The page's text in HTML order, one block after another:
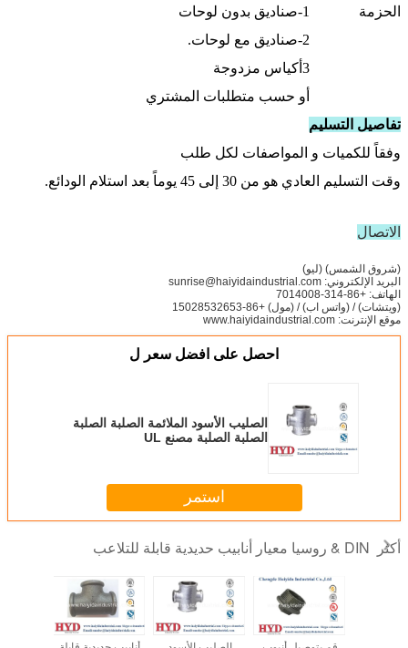
الحزمة
1-صناديق بدون لوحات
2-صناديق مع لوحات.
3أكياس مزدوجة
أو حسب متطلبات المشتري
تفاصيل التسليم
وفقاً للكميات و المواصفات لكل طلب
وقت التسليم العادي هو من 30 إلى 45 يوماً بعد استلام الودائع.
الاتصال
(شروق الشمس) (ليو)
البريد الإلكتروني: sunrise@haiyidaindustrial.com
الهاتف: +86-314-7014008
(ويتشات) / (واتس اب) / (مول) +86-15028532653
موقع الإنترنت: www.haiyidaindustrial.com
احصل على افضل سعر ل
الصليب الأسود الملائمة الصلبة الصلبة
الصلبة الصلبة مصنع UL
استمر
أكثر DIN & روسيا معيار أنابيب حديدية قابلة للتلاعب